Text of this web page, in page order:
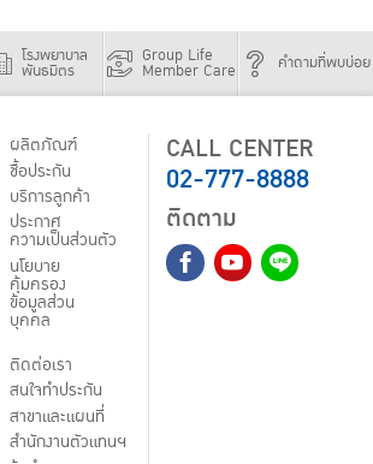
โรงพยาบาล
พันธมิตร
Group Life
Member Care คำถามที่พบบ่อย
ผลิตภัณฑ์
ชื้อประกัน
บริการลูกค้า
ประกาศ
ความเป็นส่วนตัว
นโยบาย
คุ้มครอง
ข้อมูลส่วน
บุคคล
ติดต่อเรา
สนใจทำประกัน
สาขาและแผนที่
สำนักงานตัวแทนฯ
CALL CENTER
02-777-8888
ติดตาม